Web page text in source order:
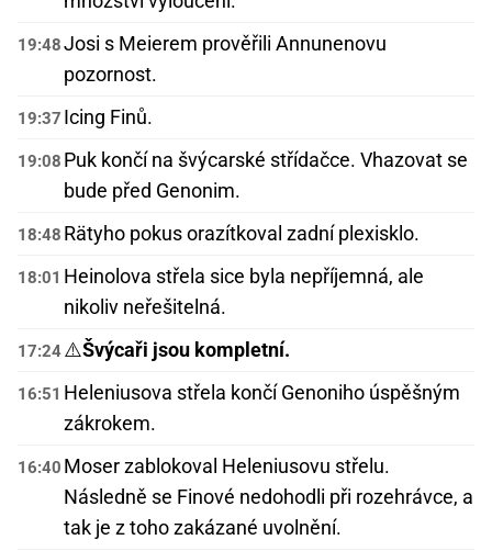
19:48Josi s Meierem prověřili Annunenovu
pozornost.
19:37 Icing Finů.
19:08 Puk končí na švýcarské střídačce. Vhazovat se
bude před Genonim.
18:48 Rätyho pokus orazítkoval zadní plexisklo.
18:01 Heinolova střela sice byla nepříjemná, ale
nikoliv neřešitelná.
17:24⚠️Švýcaři jsou kompletní.
16:51 Heleniusova střela končí Genoniho úspěšným
zákrokem.
16:40 Moser zablokoval Heleniusovu střelu.
Následně se Finové nedohodli při rozehrávce, a
tak je z toho zakázané uvolnění.